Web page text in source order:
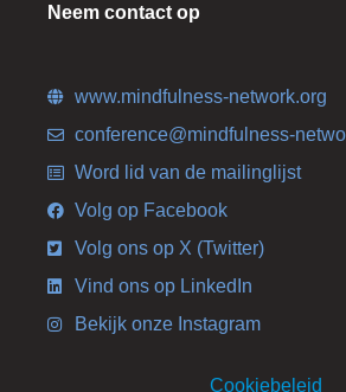
Neem contact op
www.mindfulness-network.org
conference@mindfulness-
Word lid van de mailinglijst
Volg op Facebook
Volg ons op X (Twitter)
Vind ons op LinkedIn
Bekijk onze Instagram
Cookiebeleid